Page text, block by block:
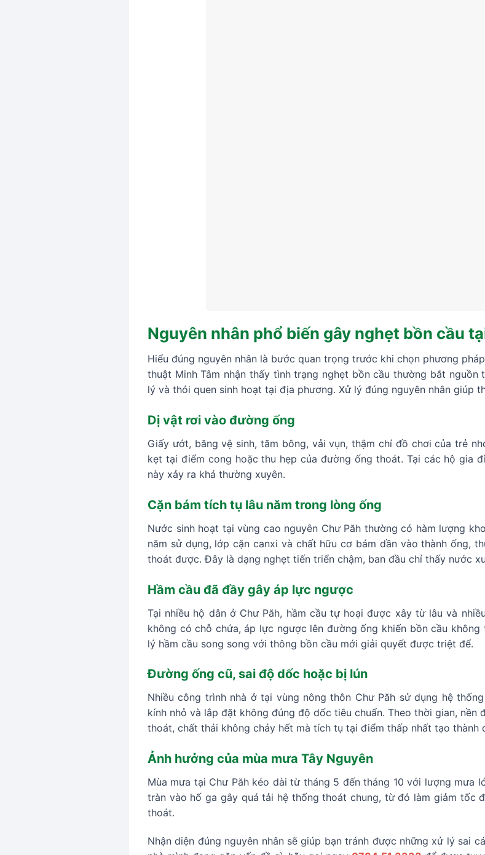
Nguyên nhân phổ biến gây nghẹt bồn cầu
Hiểu đúng nguyên nhân là bước quan trọng trước khi chọn phương
thuật Minh Tâm nhận thấy tình trạng nghẹt bồn cầu thường bắt
lý và thói quen sinh hoạt tại địa phương. Xử lý đúng nguyên nhân giúp
Dị vật rơi vào đường ống
Giấy ướt, băng vệ sinh, tăm bông, vải vụn, thậm chí đồ chơi của trẻ
kẹt tại điểm cong hoặc thu hẹp của đường ống thoát. Tại các hộ gia
này xảy ra khá thường xuyên.
Cặn bám tích tụ lâu năm trong lòng ống
Nước sinh hoạt tại vùng cao nguyên Chư Păh thường có hàm lượng
năm sử dụng, lớp cặn canxi và chất hữu cơ bám dần vào thành ống,
thoát được. Đây là dạng nghẹt tiến triển chậm, ban đầu chỉ thấy nước
Hầm cầu đã đầy gây áp lực ngược
Tại nhiều hộ dân ở Chư Păh, hầm cầu tự hoại được xây từ lâu và
không có chỗ chứa, áp lực ngược lên đường ống khiến bồn cầu
lý hầm cầu song song với thông bồn cầu mới giải quyết được triệt để.
Đường ống cũ, sai độ dốc hoặc bị lún
Nhiều công trình nhà ở tại vùng nông thôn Chư Păh sử dụng hệ
kính nhỏ và lắp đặt không đúng độ dốc tiêu chuẩn. Theo thời gian,
thoát, chất thải không chảy hết mà tích tụ tại điểm thấp nhất tạo thành
Ảnh hưởng của mùa mưa Tây Nguyên
Mùa mưa tại Chư Păh kéo dài từ tháng 5 đến tháng 10 với lượng mưa
tràn vào hố ga gây quá tải hệ thống thoát chung, từ đó làm giảm tốc
thoát.
Nhận diện đúng nguyên nhân sẽ giúp bạn tránh được những xử lý sai